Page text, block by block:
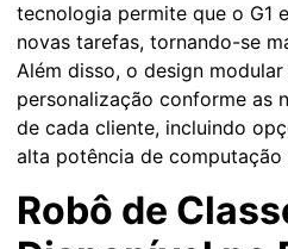
tecnologia permite que o G1
novas tarefas, tornando-se
Além disso, o design
personalização conforme as
de cada cliente, incluindo
alta potência de computação
Robô de